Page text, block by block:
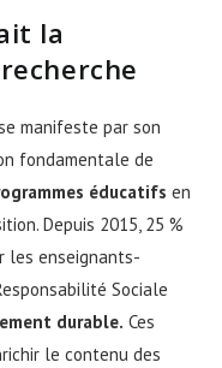
la
manifeste par son
fondamentale de
éducatifs en
Depuis 2015, 25 %
les enseignants-
Sociale
durable. Ces
le contenu des